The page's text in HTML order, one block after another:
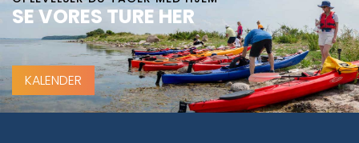
SE VORES TURE HER
KALENDER